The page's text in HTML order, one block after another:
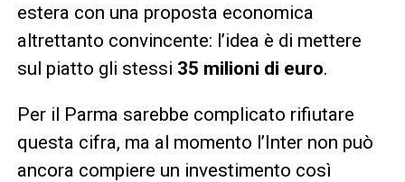
estera con una proposta economica
altrettanto convincente: l’idea è di mettere
sul piatto gli stessi 35 milioni di euro.
Per il Parma sarebbe complicato rifiutare
questa cifra, ma al momento l’Inter non può
ancora compiere un investimento così